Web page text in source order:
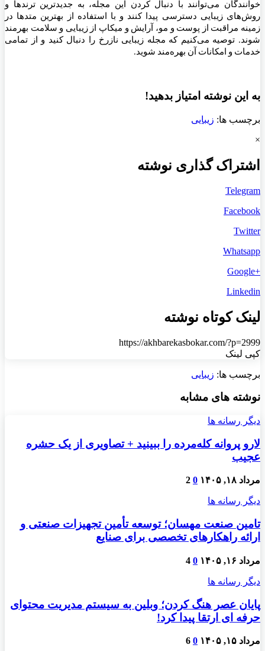
خوانندگان می‌توانند با دنبال کردن این مجله، به جدیدترین ترندها و
روش‌های زیبایی دسترسی پیدا کنند و با استفاده از بهترین متدها در
زمینه مراقبت از پوست و مو، آرایش و میکاپ از زیبایی و سلامت بهرمند
شوند. توصیه می‌کنیم که مجله زیبایی نازرخ را دنبال کنید و از تمامی
خدمات و امکانات آن بهره‌مند شوید.
به این نوشته امتیاز بدهید!
برچسب ها: زیبایی
×
اشتراک گذاری نوشته
Telegram
Facebook
Twitter
Whatsapp
+Google
Linkedin
لینک کوتاه نوشته
https://akhbarekasbokar.com/?p=2999
کپی لینک
برچسب ها: زیبایی
نوشته های مشابه
دیگر رسانه ها
لارو پروانه کله‌مرده را ببینید + تصاویری از یک حشره
عجیب
مرداد ۱۸, ۱۴۰۵ 0
2
دیگر رسانه ها
تامین صنعت مهسان؛ توسعه تأمین تجهیزات صنعتی و
ارائه راهکارهای تخصصی برای صنایع
مرداد ۱۶, ۱۴۰۵ 0
4
دیگر رسانه ها
پایان عصر هنگ کردن؛ وبلین به سیستم مدیریت محتوای
حرفه ای ارتقا پیدا کرد!
مرداد ۱۵, ۱۴۰۵ 0
6